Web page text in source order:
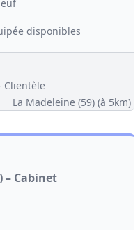
disponibles
Clientèle
La Madeleine (59) (à 5km)
– Cabinet